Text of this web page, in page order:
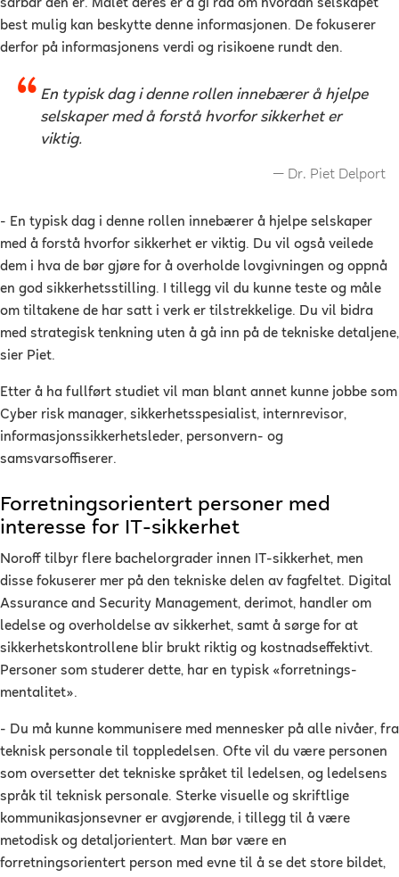
sårbar den er. Målet deres er å gi råd om hvordan selskapet
best mulig kan beskytte denne informasjonen. De fokuserer
derfor på informasjonens verdi og risikoene rundt den.
En typisk dag i denne rollen innebærer å hjelpe
selskaper med å forstå hvorfor sikkerhet er
viktig.
Dr. Piet Delport
- En typisk dag i denne rollen innebærer å hjelpe selskaper
med å forstå hvorfor sikkerhet er viktig. Du vil også veilede
dem i hva de bør gjøre for å overholde lovgivningen og oppnå
en god sikkerhetsstilling. I tillegg vil du kunne teste og måle
om tiltakene de har satt i verk er tilstrekkelige. Du vil bidra
med strategisk tenkning uten å gå inn på de tekniske detaljene,
sier Piet.
Etter å ha fullført studiet vil man blant annet kunne jobbe som
Cyber risk manager, sikkerhetsspesialist, internrevisor,
informasjonssikkerhetsleder, personvern- og
samsvarsoffiserer.
Forretningsorientert personer med
interesse for IT-sikkerhet
Noroff tilbyr flere bachelorgrader innen IT-sikkerhet, men
disse fokuserer mer på den tekniske delen av fagfeltet. Digital
Assurance and Security Management, derimot, handler om
ledelse og overholdelse av sikkerhet, samt å sørge for at
sikkerhetskontrollene blir brukt riktig og kostnadseffektivt.
Personer som studerer dette, har en typisk «forretnings-
mentalitet».
- Du må kunne kommunisere med mennesker på alle nivåer, fra
teknisk personale til toppledelsen. Ofte vil du være personen
som oversetter det tekniske språket til ledelsen, og ledelsens
språk til teknisk personale. Sterke visuelle og skriftlige
kommunikasjonsevner er avgjørende, i tillegg til å være
metodisk og detaljorientert. Man bør være en
forretningsorientert person med evne til å se det store bildet,